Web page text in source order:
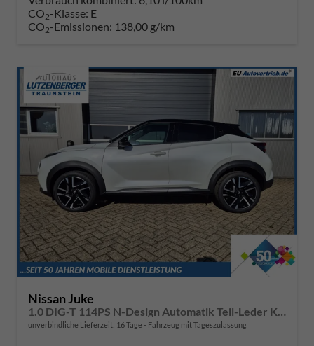
CO2-Klasse: E
CO2-Emissionen: 138,00 g/km
Nissan Juke
unverbindliche Lieferzeit: 16 Tage Fahrzeug mit Tageszulassung